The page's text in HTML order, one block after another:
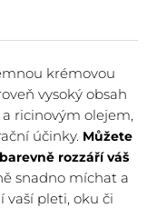
krémovou
vysoký obsah
ricinovým olejem,
účinky. Můžete
rozzáří váš
snadno míchat a
pleti, oku či